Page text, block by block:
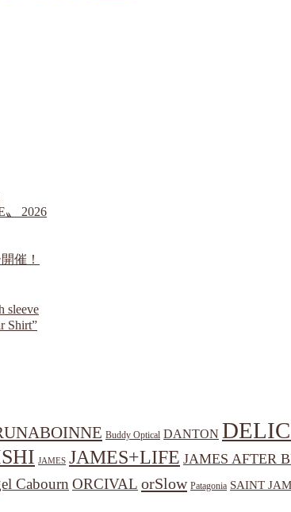
〟 2026
催！
sleeve
Shirt”
Buddy Optical DANTON
JAMES JAMES+LIFE JAMES AFTER
Cabourn ORCIVAL orSlow Patagonia SAINT